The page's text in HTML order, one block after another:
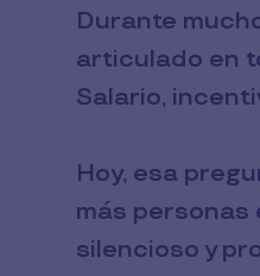
Durante
articulado en
Salario,
Hoy, esa
más personas
silencioso y